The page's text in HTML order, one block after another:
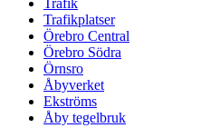
Trafik
Trafikplatser
Örebro Central
Örebro Södra
Örnsro
Åbyverket
Ekströms
Åby tegelbruk